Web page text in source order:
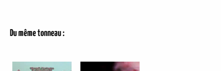
Du même tonneau :